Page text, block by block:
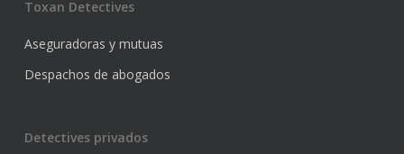
Toxan Detectives
Aseguradoras y mutuas
Despachos de abogados
Detectives privados